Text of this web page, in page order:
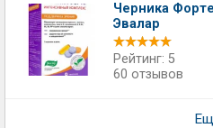
Черника
Эвалар
Рейтинг: 5
60 отзывов